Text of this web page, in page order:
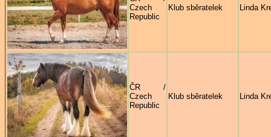
Czech
Republic
Klub sběratelek Linda
ČR /
Czech
Republic
Klub sběratelek Linda